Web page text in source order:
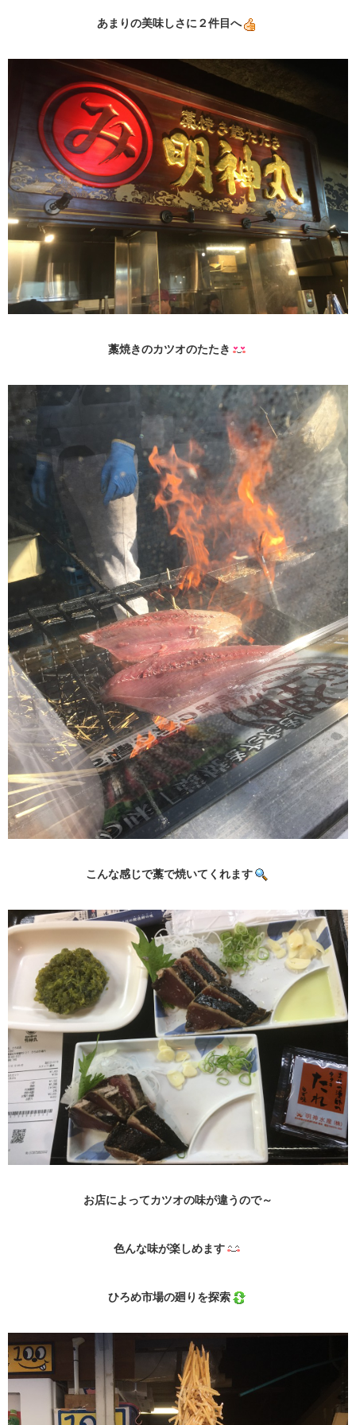
あまりの美味しさに２件目へ
藁焼きのカツオのたたき
こんな感じで藁で焼いてくれます
お店によってカツオの味が違うので～
色んな味が楽しめます
ひろめ市場の廻りを探索